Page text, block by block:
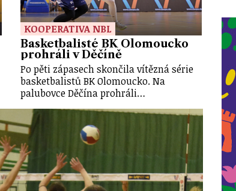
KOOPERATIVA NBL
Basketbalisté BK Olomoucko
prohráli v Děčíně
Po pěti zápasech skončila vítězná série
basketbalistů BK Olomoucko. Na
palubovce Děčína prohráli…